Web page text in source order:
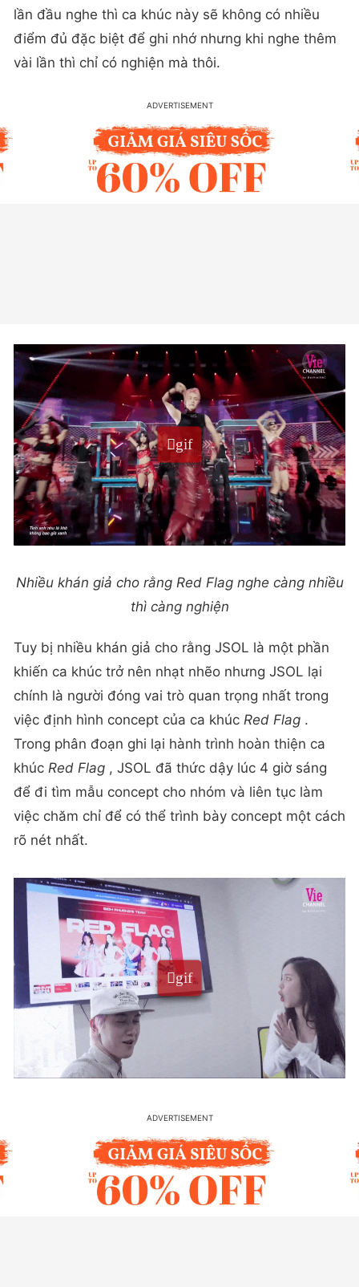
lần đầu nghe thì ca khúc này sẽ không có nhiều
điểm đủ đặc biệt để ghi nhớ nhưng khi nghe thêm
vài lần thì chỉ có nghiện mà thôi.
Nhiều khán giả cho rằng Red Flag nghe càng nhiều
thì càng nghiện
Tuy bị nhiều khán giả cho rằng JSOL là một phần
khiến ca khúc trở nên nhạt nhẽo nhưng JSOL lại
chính là người đóng vai trò quan trọng nhất trong
việc định hình concept của ca khúc Red Flag .
Trong phân đoạn ghi lại hành trình hoàn thiện ca
khúc Red Flag , JSOL đã thức dậy lúc 4 giờ sáng
để đi tìm mẫu concept cho nhóm và liên tục làm
việc chăm chỉ để có thể trình bày concept một cách
rõ nét nhất.